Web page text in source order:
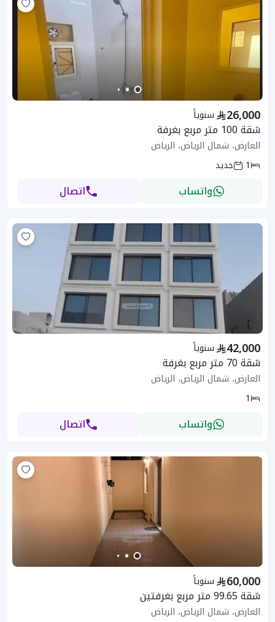
سنوياً 26,000
شقة 100 متر مربع بغرفة
العارض، شمال الرياض، الرياض
1
جديد
واتساب اتصال
سنوياً 42,000
شقة 70 متر مربع بغرفة
العارض، شمال الرياض، الرياض
1
واتساب اتصال
سنوياً 60,000
شقة 99.65 متر مربع بغرفتين
العارض، شمال الرياض، الرياض